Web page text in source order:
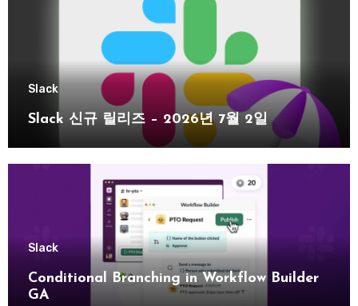
Slack
Slack 신규 릴리즈 – 2026년 7월 2일
Slack
Conditional Branching in Workflow Builder
GA